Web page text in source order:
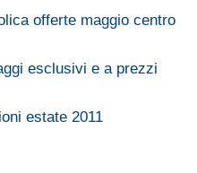
offerte maggio centro
esclusivi e a prezzi
estate 2011